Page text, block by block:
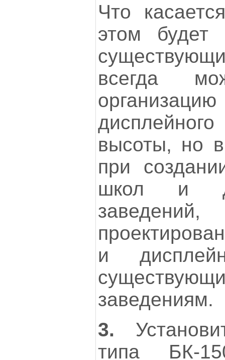
Что
этом будет
всегда
высоты, но
при
школ и
и
заведениям.
3.
типа БК-